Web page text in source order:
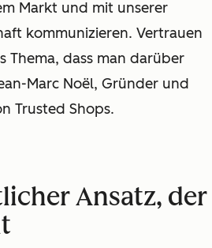
Markt und mit unserer
kommunizieren. Vertrauen
Thema, dass man darüber
Marc Noël, Gründer und
Trusted Shops.
Ansatz, der